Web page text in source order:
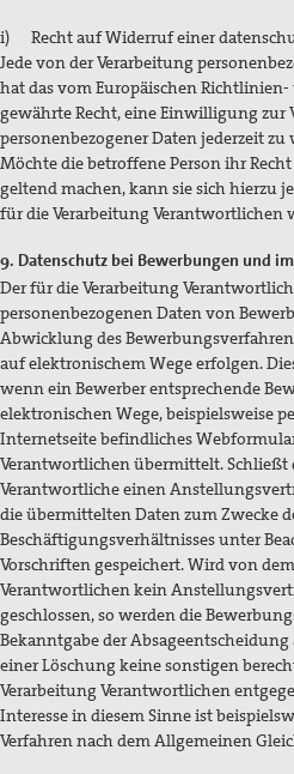
i) Recht auf Widerruf einer
Jede von der Verarbeitung
hat das vom Europäischen
gewährte Recht, eine Einwilligung zur
personenbezogener Daten jederzeit
Möchte die betroffene Person ihr
geltend machen, kann sie sich hierzu
für die Verarbeitung Verantwortlichen
9. Datenschutz bei Bewerbungen und
Der für die Verarbeitung
personenbezogenen Daten von
Abwicklung des
auf elektronischem Wege erfolgen.
wenn ein Bewerber entsprechende
elektronischen Wege, beispielsweise
Internetseite befindliches
Verantwortlichen übermittelt. Schließt
Verantwortliche einen
die übermittelten Daten zum Zwecke
Beschäftigungsverhältnisses unter
Vorschriften gespeichert. Wird von
Verantwortlichen kein
geschlossen, so werden die
Bekanntgabe der
einer Löschung keine sonstigen
Verarbeitung Verantwortlichen
Interesse in diesem Sinne ist
Verfahren nach dem Allgemeinen